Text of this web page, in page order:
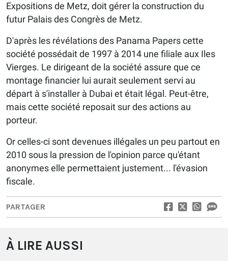
Expositions de Metz, doit gérer la construction du
futur Palais des Congrès de Metz.
D'après les révélations des Panama Papers cette
société possédait de 1997 à 2014 une filiale aux Iles
Vierges. Le dirigeant de la société assure que ce
montage financier lui aurait seulement servi au
départ à s'installer à Dubai et était légal. Peut-être,
mais cette société reposait sur des actions au
porteur.
Or celles-ci sont devenues illégales un peu partout en
2010 sous la pression de l'opinion parce qu'étant
anonymes elle permettaient justement... l'évasion
fiscale.
PARTAGER
À LIRE AUSSI